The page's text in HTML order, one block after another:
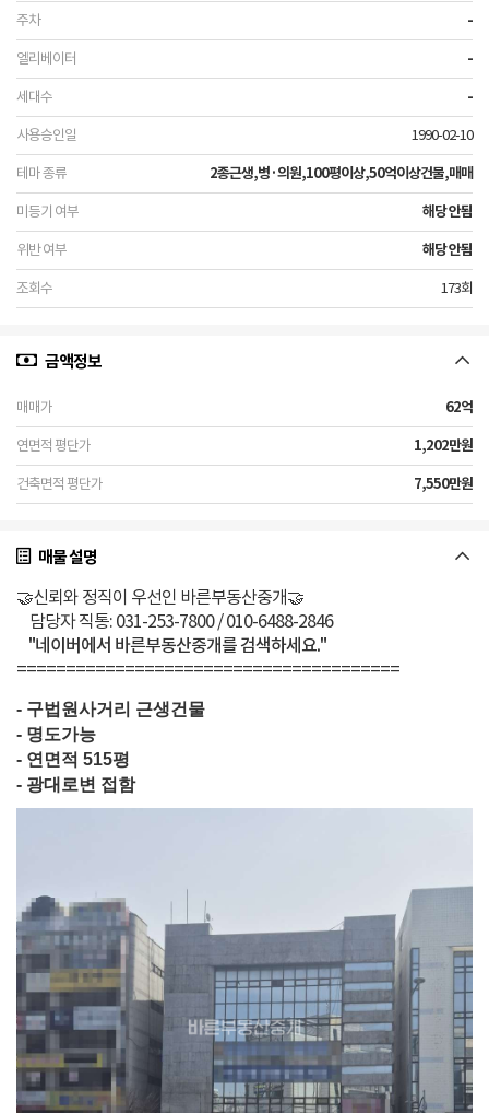
-
-
-
1990-02-10
2종근생,병·의원,100평이상,50억이상건물,매매
해당 안됨
해당 안됨
173회
금액정보
62억
1,202만원
7,550만원
매물 설명
🤝신뢰와 정직이 우선인 바른부동산중개🤝
담당자 직통: 031-253-7800 / 010-6488-2846
"네이버에서 바른부동산중개를 검색하세요."
=======================================
- 구법원사거리 근생건물
- 명도가능
- 연면적 515평
- 광대로변 접함